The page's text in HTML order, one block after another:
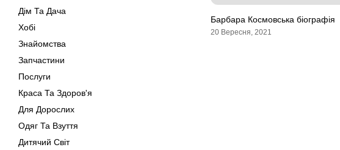
Дім Та Дача
Хобі
Знайомства
Запчастини
Послуги
Краса Та Здоров'я
Для Дорослих
Одяг Та Взуття
Дитячий Світ
Барбара Космовська біографія
20 Вересня, 2021